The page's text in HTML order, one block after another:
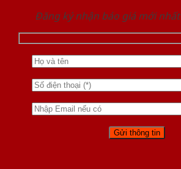
Đăng ký nhận báo giá mới